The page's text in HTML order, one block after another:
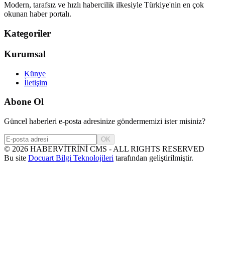
Modern, tarafsız ve hızlı habercilik ilkesiyle Türkiye'nin en çok
okunan haber portalı.
Kategoriler
Kurumsal
Künye
İletişim
Abone Ol
Güncel haberleri e-posta adresinize göndermemizi ister misiniz?
OK
© 2026 HABERVİTRİNİ CMS - ALL RIGHTS RESERVED
Bu site Docuart Bilgi Teknolojileri tarafından geliştirilmiştir.